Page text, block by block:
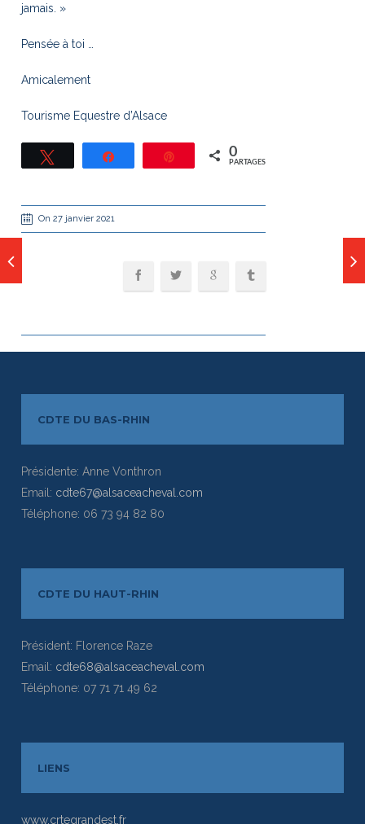
jamais. »
Pensée à toi …
Amicalement
Tourisme Equestre d’Alsace
Tweetez Partagez Épingle 0
PARTAGES
On 27 janvier 2021
CDTE DU BAS-RHIN
Présidente: Anne Vonthron
Email: cdte67@alsaceacheval.com
Téléphone: 06 73 94 82 80
CDTE DU HAUT-RHIN
Président: Florence Raze
Email: cdte68@alsaceacheval.com
Téléphone: 07 71 71 49 62
LIENS
www.crtegrandest.fr